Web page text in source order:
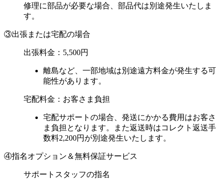
修理に部品が必要な場合、部品代は別途発生いたしま
す。
③出張または宅配の場合
出張料金： 5,500円
離島など、一部地域は別途遠方料金が発生する可
能性があります。
宅配料金：お客さま負担
宅配サポートの場合、発送にかかる費用はお客さ
ま負担となります。また返送時はコレクト返送手
数料2,200円が別途発生いたします。
④指名オプション＆無料保証サービス
サポートスタッフの指名